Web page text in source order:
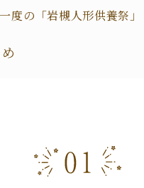
度の「岩槻人形供養祭」
め